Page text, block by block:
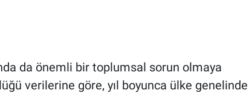
da önemli bir toplumsal sorun olmaya
verilerine göre, yıl boyunca ülke genelinde